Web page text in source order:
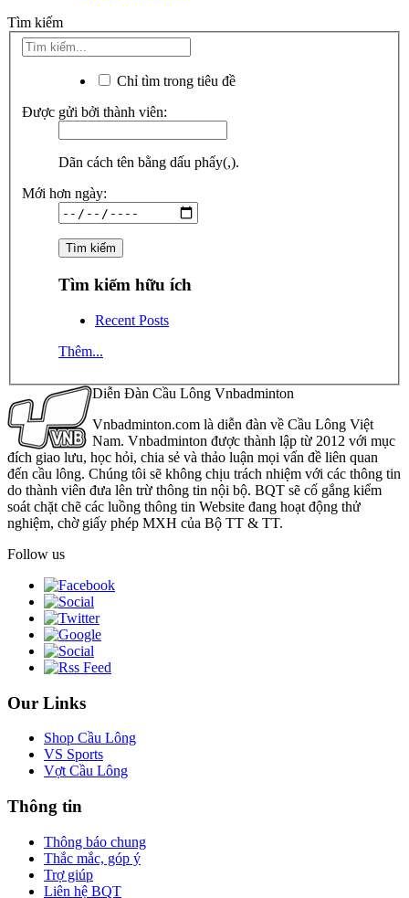
Tìm kiếm
Chỉ tìm trong tiêu đề
Được gửi bởi thành viên:
Dãn cách tên bằng dấu phẩy(,).
Mới hơn ngày:
Tìm kiếm hữu ích
Recent Posts
Thêm...
Diễn Đàn Cầu Lông Vnbadminton
Vnbadminton.com là diễn đàn về Cầu Lông Việt
Nam. Vnbadminton được thành lập từ 2012 với mục
đích giao lưu, học hỏi, chia sẻ và thảo luận mọi vấn đề liên quan
đến cầu lông. Chúng tôi sẽ không chịu trách nhiệm với các thông tin
do thành viên đưa lên trừ thông tin nội bộ. BQT sẽ cố gắng kiểm
soát chặt chẽ các luồng thông tin Website đang hoạt động thử
nghiệm, chờ giấy phép MXH của Bộ TT & TT.
Follow us
Our Links
Shop Cầu Lông
VS Sports
Vợt Cầu Lông
Thông tin
Thông báo chung
Thắc mắc, góp ý
Trợ giúp
Liên hệ BQT